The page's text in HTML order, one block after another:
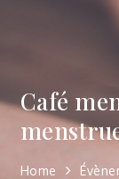
Café
Home